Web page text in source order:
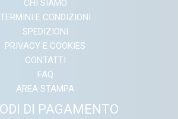
CHI SIAMO
TERMINI E CONDIZIONI
SPEDIZIONI
PRIVACY E COOKIES
CONTATTI
FAQ
AREA STAMPA
DI PAGAMENTO